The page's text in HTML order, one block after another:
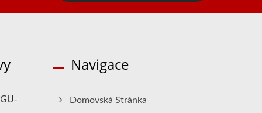
Navigace
Domovská Stránka